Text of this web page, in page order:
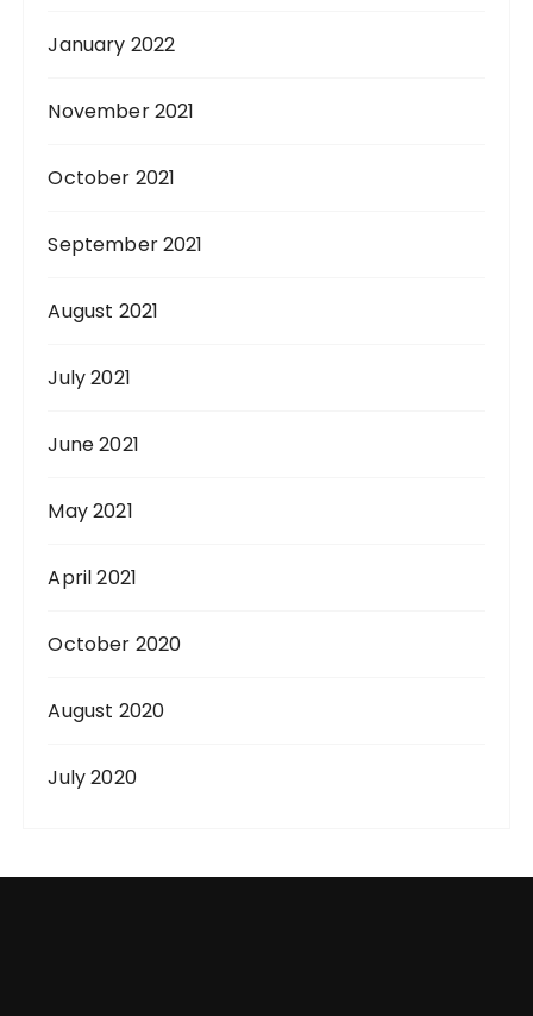
January 2022
November 2021
October 2021
September 2021
August 2021
July 2021
June 2021
May 2021
April 2021
October 2020
August 2020
July 2020